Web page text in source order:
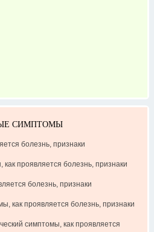
СИМПТОМЫ
болезнь, признаки
проявляется болезнь, признаки
болезнь, признаки
как проявляется болезнь, признаки
симптомы, как проявляется